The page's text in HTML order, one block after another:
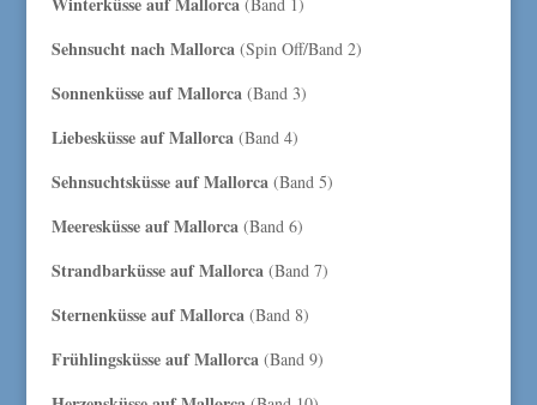
Sehnsucht nach Mallorca (Spin Off/Band 2)
Sonnenküsse auf Mallorca (Band 3)
Liebesküsse auf Mallorca (Band 4)
Sehnsuchtsküsse auf Mallorca (Band 5)
Meeresküsse auf Mallorca (Band 6)
Strandbarküsse auf Mallorca(Band 7)
Sternenküsse auf Mallorca(Band 8)
Frühlingsküsse auf Mallorca (Band 9)